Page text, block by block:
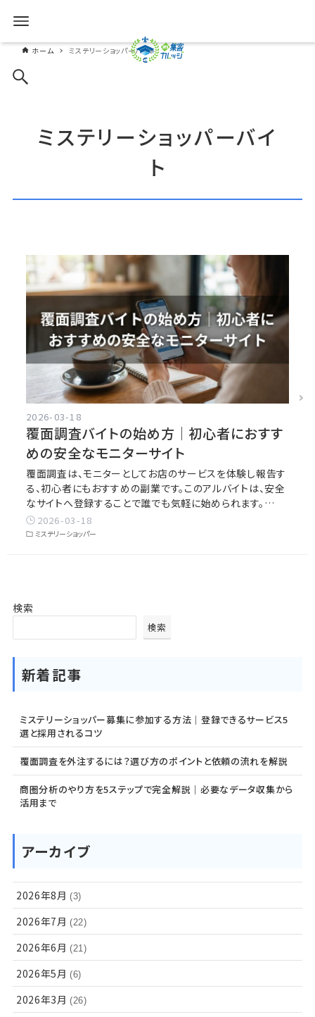
ホーム ミステリーショッパーバイト
ミステリーショッパーバイ
ト
2026-03-18
覆面調査バイトの始め方｜初心者におすす
めの安全なモニターサイト
覆面調査は、モニターとしてお店のサービスを体験し報告す
る、初心者にもおすすめの副業です。このアルバイトは、安全
なサイトへ登録することで誰でも気軽に始められます。…
2026-03-18
ミステリーショッパー
検索
検索
新着記事
ミステリーショッパー募集に参加する方法｜登録できるサービス5
選と採用されるコツ
覆面調査を外注するには？選び方のポイントと依頼の流れを解説
商圏分析のやり方を5ステップで完全解説｜必要なデータ収集から
活用まで
アーカイブ
2026年8月 (3)
2026年7月 (22)
2026年6月 (21)
2026年5月 (6)
2026年3月 (26)